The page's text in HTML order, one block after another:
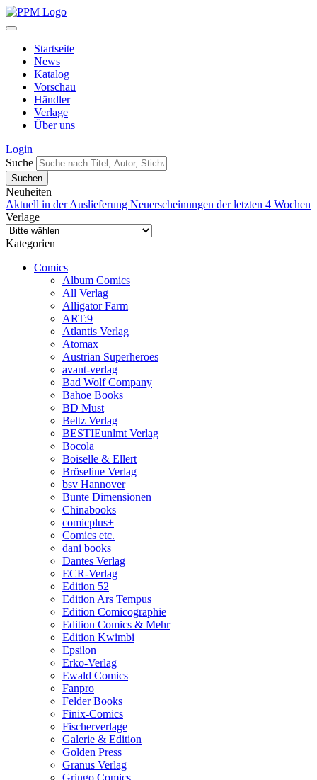
Startseite
News
Katalog
Vorschau
Händler
Verlage
Über uns
Login
Suche
Neuheiten
Aktuell in der Auslieferung Neuerscheinungen der letzten 4 Wochen
Verlage
Kategorien
Comics
Album Comics
All Verlag
Alligator Farm
ART:9
Atlantis Verlag
Atomax
Austrian Superheroes
avant-verlag
Bad Wolf Company
Bahoe Books
BD Must
Beltz Verlag
BESTIEunlmt Verlag
Bocola
Boiselle & Ellert
Bröseline Verlag
bsv Hannover
Bunte Dimensionen
Chinabooks
comicplus+
Comics etc.
dani books
Dantes Verlag
ECR-Verlag
Edition 52
Edition Ars Tempus
Edition Comicographie
Edition Comics & Mehr
Edition Kwimbi
Epsilon
Erko-Verlag
Ewald Comics
Fanpro
Felder Books
Finix-Comics
Fischerverlage
Galerie & Edition
Golden Press
Granus Verlag
Gringo Comics